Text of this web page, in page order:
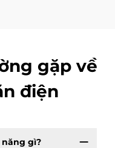
gặp về
điện
gì?